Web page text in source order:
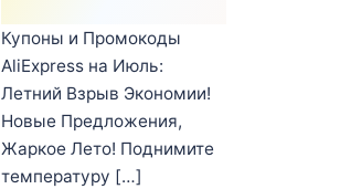
Купоны и Промокоды
AliExpress на Июль:
Летний Взрыв Экономии!
Новые Предложения,
Жаркое Лето! Поднимите
температуру […]